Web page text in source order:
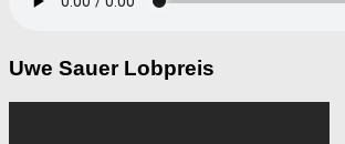
Uwe Sauer Lobpreis